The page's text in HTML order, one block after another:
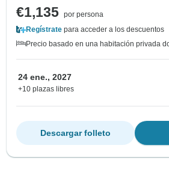
€1,135 por persona
Regístrate para acceder a los descuentos
Precio basado en una habitación privada
24 ene., 2027
+10 plazas libres
Descargar folleto